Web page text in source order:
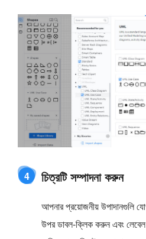
4 চিত্রটি সম্পাদনা করুন
আপনার প্রয়োজনীয় উপাদানগুলি
উপর ডাবল-ক্লিক করুন এবং